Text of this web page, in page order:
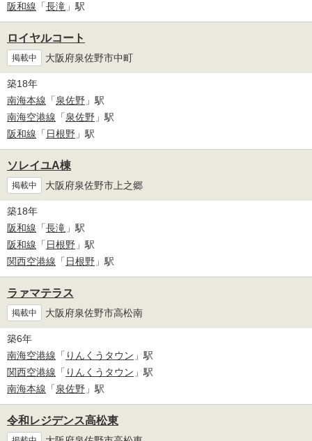
阪和線 「長滝 」駅
ロイヤルコート
掲載中 大阪府泉佐野市中町
築18年
南海本線 「泉佐野 」駅
南海空港線 「泉佐野 」駅
阪和線 「 日根野 」駅
ソレイユA棟
掲載中 大阪府泉佐野市上之郷
築18年
阪和線 「長滝 」駅
阪和線 「 日根野 」駅
関西空港線 「 日根野 」駅
ラァマテラス
掲載中 大阪府泉佐野市高松南
築6年
南海空港線 「 りんくうタウン 」駅
関西空港線 「 りんくうタウン 」駅
南海本線 「泉佐野 」駅
令和レジデンス高松東